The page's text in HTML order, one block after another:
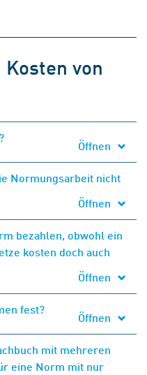
von
Öffnen
Normungsarbeit nicht
Öffnen
bezahlen, obwohl ein
kosten doch auch
Öffnen
fest?
Öffnen
mit mehreren
eine Norm mit nur